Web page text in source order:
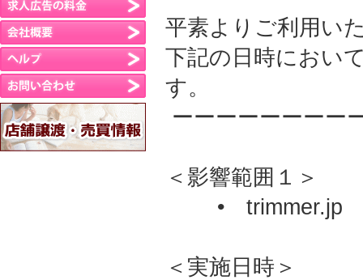
平素よりご利用い
下記の日時におい
す。
ーーーーーーーー
＜影響範囲１＞
• trimmer.jp
＜実施日時＞